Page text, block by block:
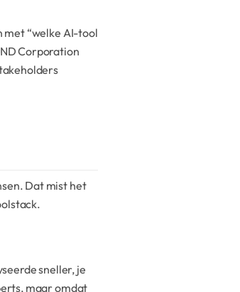
met “welke AI-tool
Corporation
Dat mist het
sneller, je
maar omdat